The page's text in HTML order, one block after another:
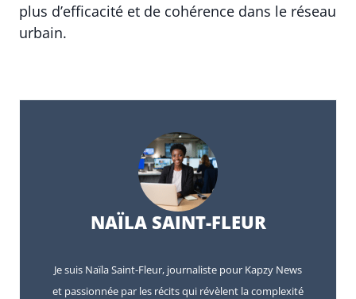
plus d’efficacité et de cohérence dans le réseau
urbain.
NAÏLA SAINT-FLEUR
Je suis Naïla Saint-Fleur, journaliste pour Kapzy News
et passionnée par les récits qui révèlent la complexité